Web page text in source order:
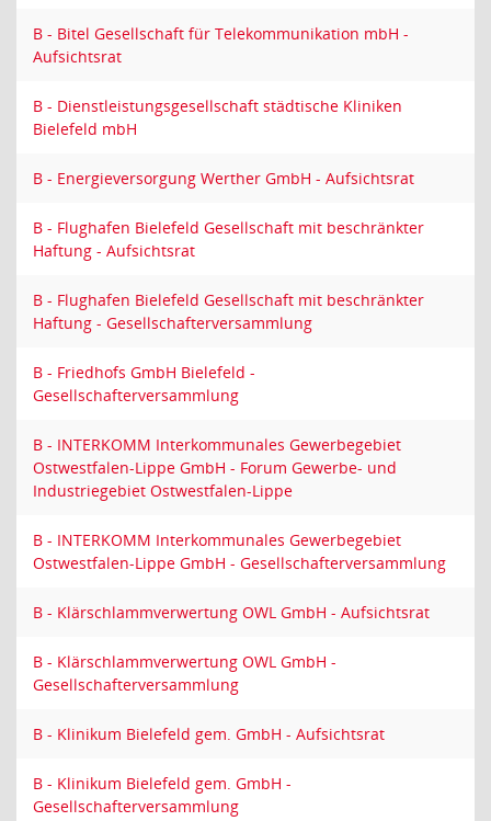
B - Bitel Gesellschaft für Telekommunikation mbH -
Aufsichtsrat
B - Dienstleistungsgesellschaft städtische Kliniken
Bielefeld mbH
B - Energieversorgung Werther GmbH - Aufsichtsrat
B - Flughafen Bielefeld Gesellschaft mit beschränkter
Haftung - Aufsichtsrat
B - Flughafen Bielefeld Gesellschaft mit beschränkter
Haftung - Gesellschafterversammlung
B - Friedhofs GmbH Bielefeld -
Gesellschafterversammlung
B - INTERKOMM Interkommunales Gewerbegebiet
Ostwestfalen-Lippe GmbH - Forum Gewerbe- und
Industriegebiet Ostwestfalen-Lippe
B - INTERKOMM Interkommunales Gewerbegebiet
Ostwestfalen-Lippe GmbH - Gesellschafterversammlung
B - Klärschlammverwertung OWL GmbH - Aufsichtsrat
B - Klärschlammverwertung OWL GmbH -
Gesellschafterversammlung
B - Klinikum Bielefeld gem. GmbH - Aufsichtsrat
B - Klinikum Bielefeld gem. GmbH -
Gesellschafterversammlung